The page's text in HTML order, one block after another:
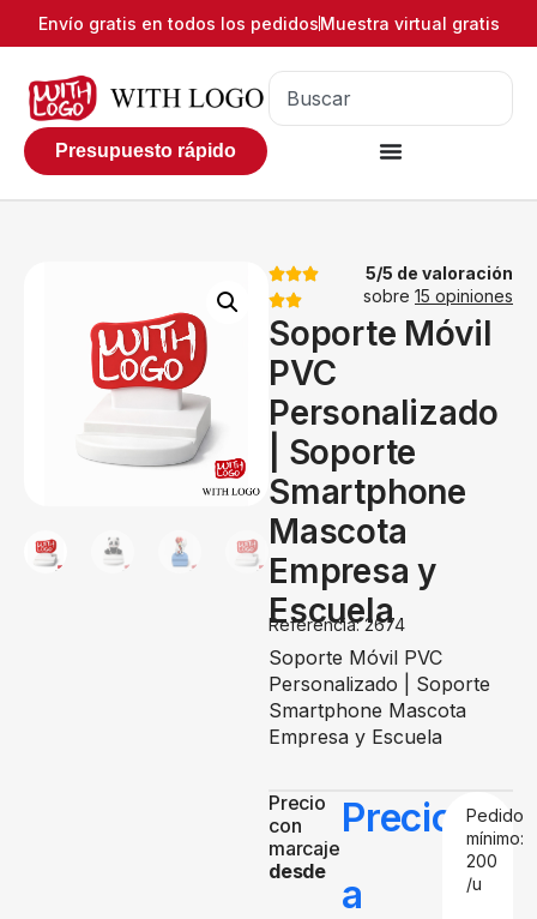
Envío gratis en todos los pedidosMuestra virtual gratis
Presupuesto rápido
5/5 de valoración
sobre 15 opiniones
Soporte Móvil
PVC
Personalizado
| Soporte
Smartphone
Mascota
Empresa y
Escuela
Referencia: 2674
Soporte Móvil PVC
Personalizado | Soporte
Smartphone Mascota
Empresa y Escuela
Precio
con
marcaje
desde
Precio
a
Pedido
mínimo:
200
/u